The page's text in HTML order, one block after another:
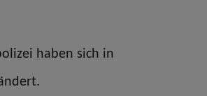
haben sich in